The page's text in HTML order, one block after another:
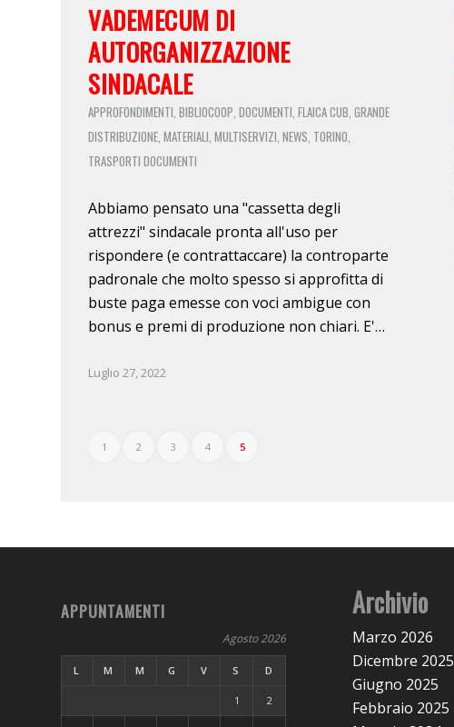
VADEMECUM DI
AUTORGANIZZAZIONE
SINDACALE
APPROFONDIMENTI BIBLIOCOOP DOCUMENTI FLAICA CUB GRANDE
DISTRIBUZIONE MATERIALI MULTISERVIZI NEWS TORINO
TRASPORTI DOCUMENTI
Abbiamo pensato una "cassetta degli
attrezzi" sindacale pronta all'uso per
rispondere (e contrattaccare) la controparte
padronale che molto spesso si approfitta di
buste paga emesse con voci ambigue con
bonus e premi di produzione non chiari. E'…
Luglio 27, 2022
1 2 3 4 5
APPUNTAMENTI
Agosto 2026
L M M G V S D
1 2
Archivio
Marzo 2026
Dicembre 2025
Giugno 2025
Febbraio 2025